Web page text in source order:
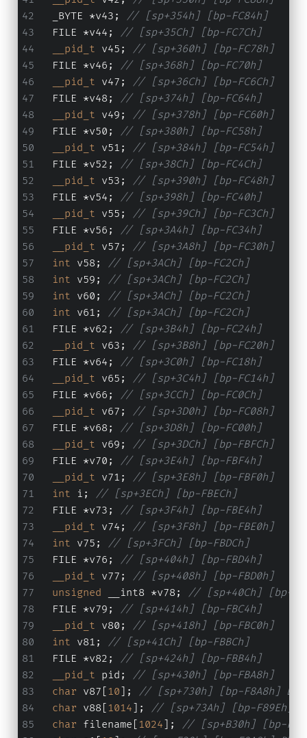
  _BYTE *v43;
// [sp+354h] [bp-FC84h]
  FILE *v44;
// [sp+35Ch] [bp-FC7Ch]
__pid_t v45; // [sp+360h] [bp-FC78h]
  FILE *v46;
// [sp+368h] [bp-FC70h]
__pid_t v47; // [sp+36Ch] [bp-FC6Ch]
  FILE *v48;
// [sp+374h] [bp-FC64h]
__pid_t v49; // [sp+378h] [bp-FC60h]
  FILE *v50;
// [sp+380h] [bp-FC58h]
__pid_t v51; // [sp+384h] [bp-FC54h]
  FILE *v52;
// [sp+38Ch] [bp-FC4Ch]
__pid_t v53; // [sp+390h] [bp-FC48h]
  FILE *v54;
// [sp+398h] [bp-FC40h]
__pid_t v55; // [sp+39Ch] [bp-FC3Ch]
  FILE *v56;
// [sp+3A4h] [bp-FC34h]
__pid_t v57; // [sp+3A8h] [bp-FC30h]
int v58; // [sp+3ACh] [bp-FC2Ch]
int v59; // [sp+3ACh] [bp-FC2Ch]
int v60; // [sp+3ACh] [bp-FC2Ch]
int v61; // [sp+3ACh] [bp-FC2Ch]
  FILE *v62;
// [sp+3B4h] [bp-FC24h]
__pid_t v63; // [sp+3B8h] [bp-FC20h]
  FILE *v64;
// [sp+3C0h] [bp-FC18h]
__pid_t v65; // [sp+3C4h] [bp-FC14h]
  FILE *v66;
// [sp+3CCh] [bp-FC0Ch]
__pid_t v67; // [sp+3D0h] [bp-FC08h]
  FILE *v68;
// [sp+3D8h] [bp-FC00h]
__pid_t v69; // [sp+3DCh] [bp-FBFCh]
  FILE *v70;
// [sp+3E4h] [bp-FBF4h]
__pid_t v71; // [sp+3E8h] [bp-FBF0h]
int i; // [sp+3ECh] [bp-FBECh]
  FILE *v73;
// [sp+3F4h] [bp-FBE4h]
__pid_t v74; // [sp+3F8h] [bp-FBE0h]
int v75; // [sp+3FCh] [bp-FBDCh]
  FILE *v76;
// [sp+404h] [bp-FBD4h]
__pid_t v77; // [sp+408h] [bp-FBD0h]
unsigned __int8 *v78; // [sp+40Ch] [bp-
  FILE *v79;
// [sp+414h] [bp-FBC4h]
__pid_t v80; // [sp+418h] [bp-FBC0h]
int v81; // [sp+41Ch] [bp-FBBCh]
  FILE *v82;
// [sp+424h] [bp-FBB4h]
__pid_t pid; // [sp+430h] [bp-FBA8h]
char v87[ 10 ]; // [sp+730h] [bp-F8A8h]
char v88[ 1014 ]; // [sp+73Ah] [bp-F89Eh]
char filename[ 1024 ]; // [sp+B30h] [bp-